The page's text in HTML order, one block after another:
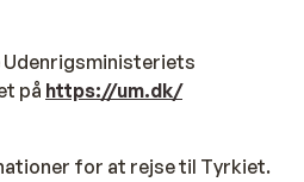
på https://um.dk/
for at rejse til Tyrkiet.